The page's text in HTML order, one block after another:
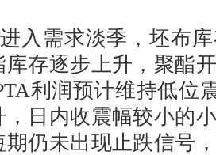
需求淡季，坯布库
库存逐步上升，聚酯
利润预计维持低位
，日内收震幅较小的
仍未出现止跌信号